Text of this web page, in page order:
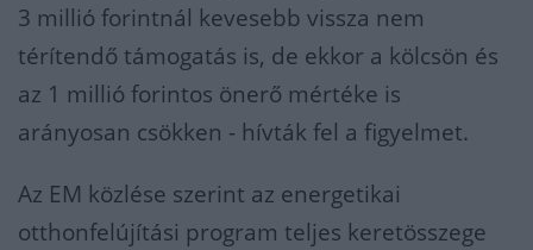
3 millió forintnál kevesebb vissza nem
térítendő támogatás is, de ekkor a kölcsön és
az 1 millió forintos önerő mértéke is
arányosan csökken - hívták fel a figyelmet.
Az EM közlése szerint az energetikai
otthonfelújítási program teljes keretösszege